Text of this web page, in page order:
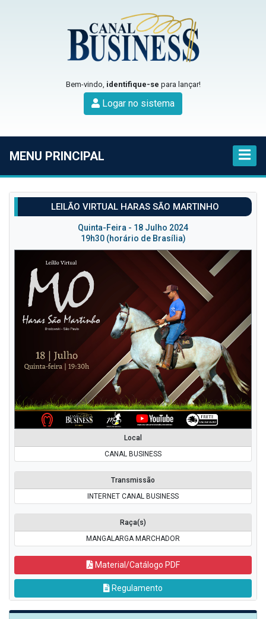
Bem-vindo, identifique-se para lançar!
Logar no sistema
MENU PRINCIPAL
LEILÃO VIRTUAL HARAS SÃO MARTINHO
Quinta-Feira - 18 Julho 2024
19h30 (horário de Brasília)
Local
CANAL BUSINESS
Transmissão
INTERNET CANAL BUSINESS
Raça(s)
MANGALARGA MARCHADOR
Material/Catálogo PDF
Regulamento